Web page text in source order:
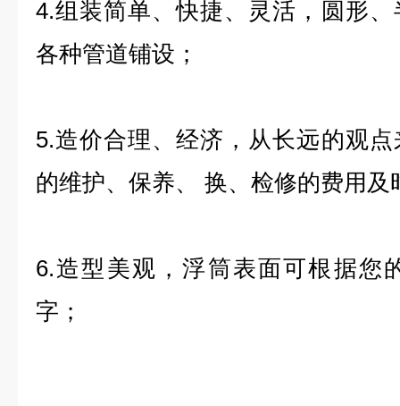
4.组装简单、快捷、灵活，圆形
各种管道铺设；
5.造价合理、经济，从长远的观
的维护、保养、 换、检修的费用及
6.造型美观，浮筒表面可根据您
字；